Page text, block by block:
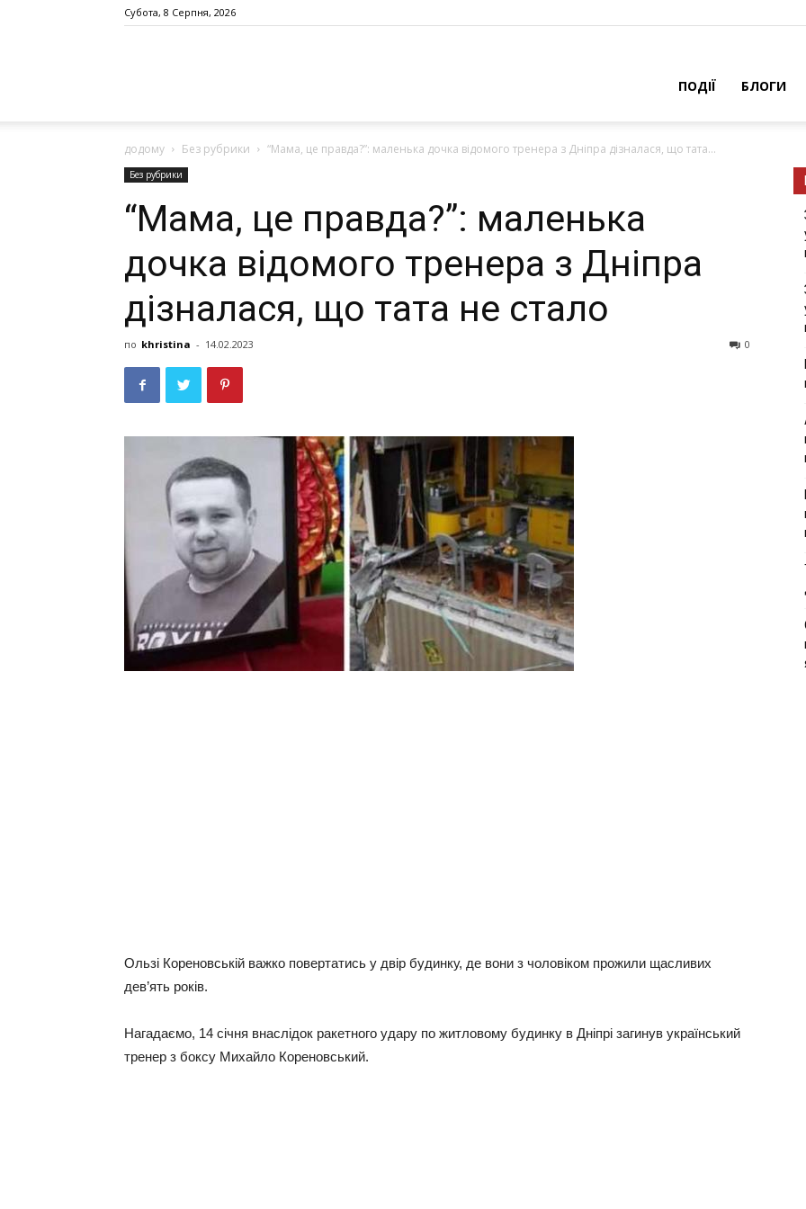
Субота, 8 Серпня, 2026
ПОДІЇ БЛОГИ
додому Без рубрики “Мама, це правда?”: маленька дочка відомого тренера з Дніпра дізналася, що тата...
Без рубрики
“Мама, це правда?”: маленька
дочка відомого тренера з Дніпра
дізналася, що тата не стало
по khristina - 14.02.2023 0
Ользі Кореновській важко повертатись у двір будинку, де вони з чоловіком прожили щасливих
дев’ять років.
Нагадаємо, 14 січня внаслідок ракетного удару по житловому будинку в Дніпрі загинув український
тренер з боксу Михайло Кореновський.